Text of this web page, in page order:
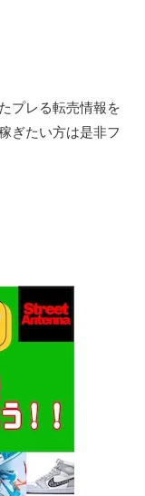
プレる転売情報を
ぎたい方は是非フ